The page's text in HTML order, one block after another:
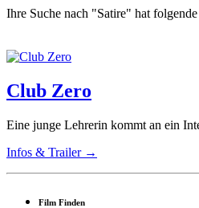
Ihre Suche nach "Satire" hat
Club Zero
Eine junge Lehrerin kommt an ein
Infos & Trailer →
Film Finden